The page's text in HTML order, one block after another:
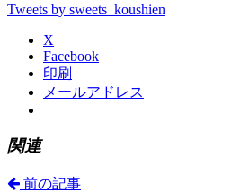
Tweets by sweets_koushien
X
Facebook
印刷
メールアドレス
関連
前の記事